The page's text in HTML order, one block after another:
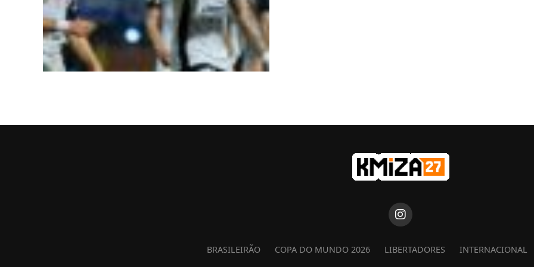
BRASILEIRÃO COPA DO MUNDO 2026 LIBERTADORES INTERNACIONAL